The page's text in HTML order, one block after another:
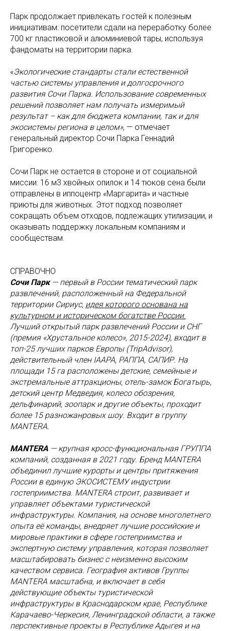
Парк продолжает привлекать гостей к полезным
инициативам: посетители сдали на переработку более
700 кг пластиковой и алюминиевой тары, используя
фандоматы на территории парка.
«Экологические стандарты стали естественной
частью системы управления и долгосрочного
развития Сочи Парка. Использование современных
решений позволяет нам получать измеримый
результат – как для бюджета компании, так и для
экосистемы региона в целом», — отмечает
генеральный директор Сочи Парка Геннадий
Григоренко.
Сочи Парк не остается в стороне и от социальной
миссии: 16 м3 хвойных опилок и 14 тюков сена были
отправлены в иппоцентр «Маргарита» и частные
приюты для животных. Этот подход позволяет
сокращать объем отходов, подлежащих утилизации, и
оказывать поддержку локальным компаниям и
сообществам.
СПРАВОЧНО
Сочи Парк — первый в России тематический парк
развлечений, расположенный на Федеральной
территории Сириус, идея которого основана на
культурном и историческом богатстве России.
Лучший открытый парк развлечений России и СНГ
(премия «Хрустальное колесо», 2015-2024), входит в
топ-25 лучших парков Европы (TripAdvisor),
действительный член IAAPA, РАППА, САПИР. На
площади 15 га расположены детские, семейные и
экстремальные аттракционы, отель-замок Богатырь,
детский центр Медведия, колесо обозрения,
дельфинарий, зоопарк и другие объекты, проходит
более 15 разножанровых шоу. Входит в группу
MANTERA.
MANTERA — крупная кросс-функциональная ГРУППА
компаний, созданная в 2021 году. Бренд MANTERA
объединил лучшие курорты и центры притяжения
России в единую ЭКОСИСТЕМУ индустрии
гостеприимства. MANTERA строит, развивает и
управляет объектами туристической
инфраструктуры. Компания, на основе многолетнего
опыта её команды, внедряет лучшие российские и
мировые практики в сфере гостеприимства и
экспертную систему управления, которая позволяет
масштабировать бизнес с неизменно высоким
качеством сервиса. География активов Группы
MANTERA масштабна, и включает в себя
действующие объекты туристической
инфраструктуры в Краснодарском крае, Республике
Карачаево-Черкесия, Ленинградской области, а также
перспективные проекты в Республике Адыгея и на